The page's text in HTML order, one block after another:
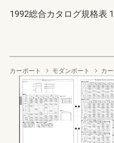
1992総合カタログ規格表
カーポート モダンポート カ